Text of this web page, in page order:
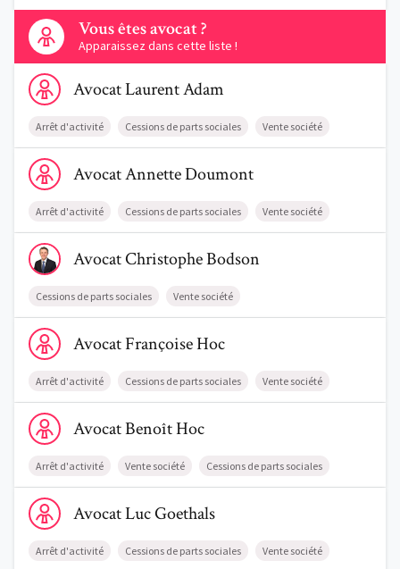
Vous êtes avocat ?
Apparaissez dans cette liste !
Contactez-nous
Voir le profil de AvocatLaurent Adam
AvocatLaurentAdam
Arrêt d'activité Cessions de parts sociales Vente société
Voir le profil de AvocatAnnette Doumont
AvocatAnnetteDoumont
Arrêt d'activité Cessions de parts sociales Vente société
Voir le profil de AvocatChristophe Bodson
AvocatChristopheBodson
Cessions de parts sociales Vente société
Voir le profil de AvocatFrançoise Hoc
AvocatFrançoiseHoc
Arrêt d'activité Cessions de parts sociales Vente société
Voir le profil de AvocatBenoît Hoc
AvocatBenoîtHoc
Arrêt d'activité Vente société Cessions de parts sociales
Voir le profil de AvocatLuc Goethals
AvocatLucGoethals
Arrêt d'activité Cessions de parts sociales Vente société